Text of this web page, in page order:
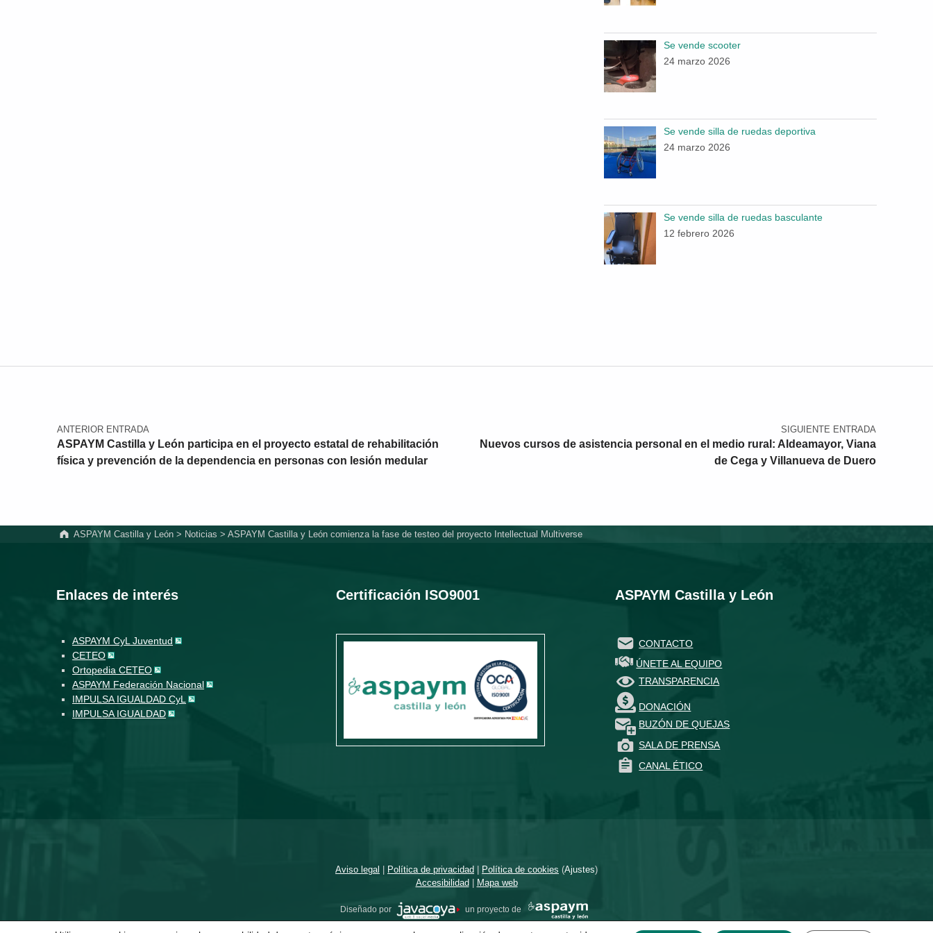
Se vende scooter
24 marzo 2026
Se vende silla de ruedas deportiva
24 marzo 2026
Se vende silla de ruedas basculante
12 febrero 2026
Navegación de entradas
ANTERIOR ENTRADA
ASPAYM Castilla y León participa en el proyecto estatal de rehabilitación
física y prevención de la dependencia en personas con lesión medular
SIGUIENTE ENTRADA
Nuevos cursos de asistencia personal en el medio rural: Aldeamayor, Viana
de Cega y Villanueva de Duero
ASPAYM Castilla y León> Noticias > ASPAYM Castilla y León comienza la fase de testeo del proyecto Intellectual Multiverse
Enlaces de interés
ASPAYM CyL Juventud
CETEO
Ortopedia CETEO
ASPAYM Federación Nacional
IMPULSA IGUALDAD CyL
IMPULSA IGUALDAD
Certificación ISO9001 ASPAYM Castilla y León
CONTACTO
ÚNETE AL EQUIPO
TRANSPARENCIA
DONACIÓN
BUZÓN DE QUEJAS
SALA DE PRENSA
CANAL ÉTICO
Aviso legal Política de privacidad Política de cookies (Ajustes)
Accesibilidad
Mapa web
Diseñado por un proyecto de